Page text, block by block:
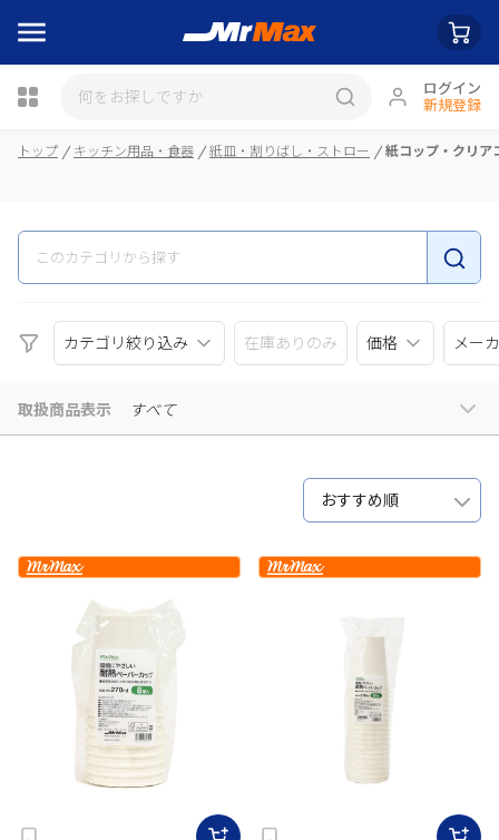
ログイン
新規登録
瓶詰
トップ キッチン用品・食器 紙皿・割りばし・ストロー 紙コップ・クリア
カテゴリ絞り込み 在庫ありのみ 価格 メー
取扱商品表示 すべて
おすすめ順